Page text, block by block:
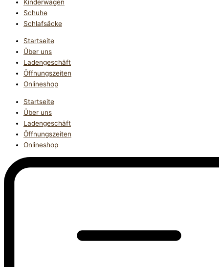
Kinderwagen
Schuhe
Schlafsäcke
Startseite
Über uns
Ladengeschäft
Öffnungszeiten
Onlineshop
Startseite
Über uns
Ladengeschäft
Öffnungszeiten
Onlineshop